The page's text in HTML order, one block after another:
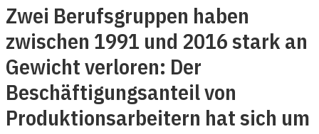
Zwei Berufsgruppen haben
zwischen 1991 und 2016 stark an
Gewicht verloren: Der
Beschäftigungsanteil von
Produktionsarbeitern hat sich um